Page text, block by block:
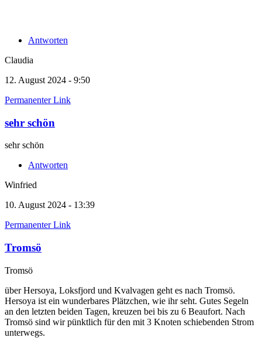
Antworten
Claudia
12. August 2024 - 9:50
Permanenter Link
sehr schön
sehr schön
Antworten
Winfried
10. August 2024 - 13:39
Permanenter Link
Tromsö
Tromsö
über Hersoya, Loksfjord und Kvalvagen geht es nach Tromsö.
Hersoya ist ein wunderbares Plätzchen, wie ihr seht. Gutes Segeln
an den letzten beiden Tagen, kreuzen bei bis zu 6 Beaufort. Nach
Tromsö sind wir pünktlich für den mit 3 Knoten schiebenden Strom
unterwegs.